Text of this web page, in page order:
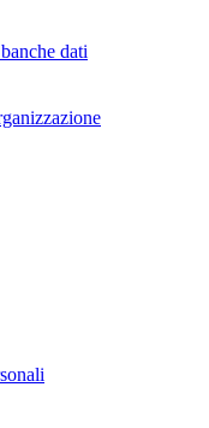
dati